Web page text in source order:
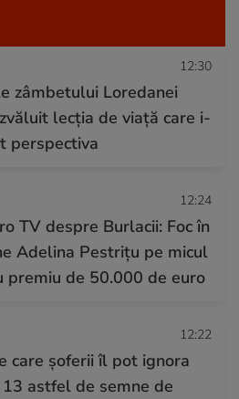
12:30
zâmbetului Loredanei
lecția de viață care i-
perspectiva
12:24
TV despre Burlacii: Foc în
Adelina Pestrițu pe micul
premiu de 50.000 de euro
12:22
care șoferii îl pot ignora
astfel de semne de